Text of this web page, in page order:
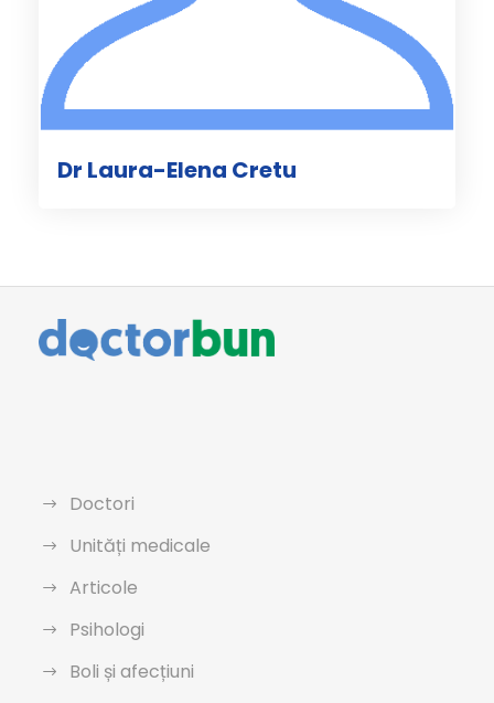
Dr Laura-Elena Cretu
Doctori
Unități medicale
Articole
Psihologi
Boli și afecțiuni